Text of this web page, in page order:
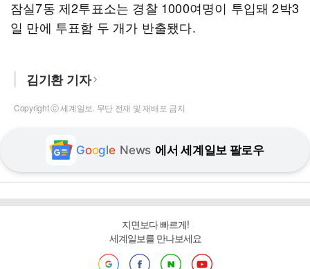
잠실7동 제2투표소는 경찰 1000여명이 투입돼 2박3
일 만에 투표함 두 개가 반출됐다.
김기환 기자
Copyright ⓒ 세계일보. 무단 전재 및 재배포 금지
Google News 에서 세계일보 팔로우
지면보다 빠르게!
세계일보를 만나보세요